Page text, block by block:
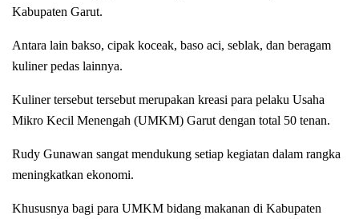
Kabupaten Garut.
Antara lain bakso, cipak koceak, baso aci, seblak, dan beragam
kuliner pedas lainnya.
Kuliner tersebut tersebut merupakan kreasi para pelaku Usaha
Mikro Kecil Menengah (UMKM) Garut dengan total 50 tenan.
Rudy Gunawan sangat mendukung setiap kegiatan dalam rangka
meningkatkan ekonomi.
Khususnya bagi para UMKM bidang makanan di Kabupaten